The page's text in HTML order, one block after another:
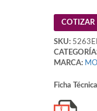
COTIZAR
SKU:
MARCA:
Ficha Técnica